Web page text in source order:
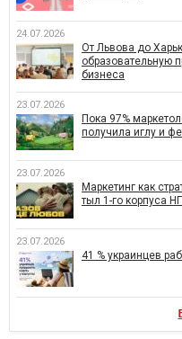
24.07.2026
От Львова до
образовательную
бизнеса
23.07.2026
Пока 97%
получила иглу и
23.07.2026
Маркетинг как
тыл 1-го корпуса
23.07.2026
41 % украинцев